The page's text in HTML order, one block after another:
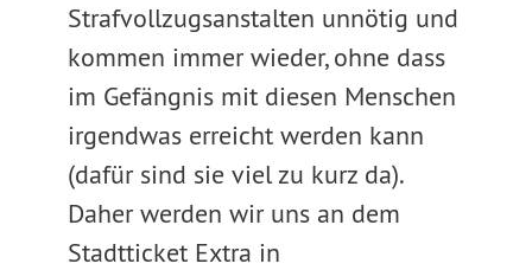
Strafvollzugsanstalten unnötig und
kommen immer wieder, ohne dass
im Gefängnis mit diesen Menschen
irgendwas erreicht werden kann
(dafür sind sie viel zu kurz da).
Daher werden wir uns an dem
Stadtticket Extra in